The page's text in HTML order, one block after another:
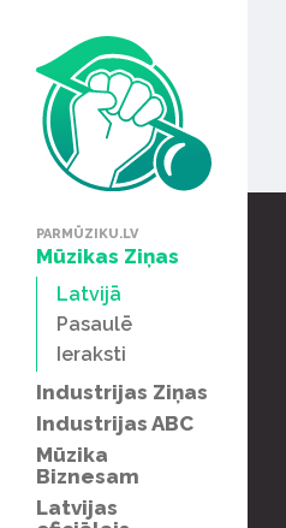
PARMŪZIKU.LV
Mūzikas Ziņas
Latvijā
Pasaulē
Ieraksti
Industrijas Ziņas
Industrijas ABC
Mūzika
Biznesam
Latvijas